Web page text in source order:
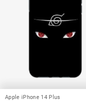
Apple iPhone 14 Plus